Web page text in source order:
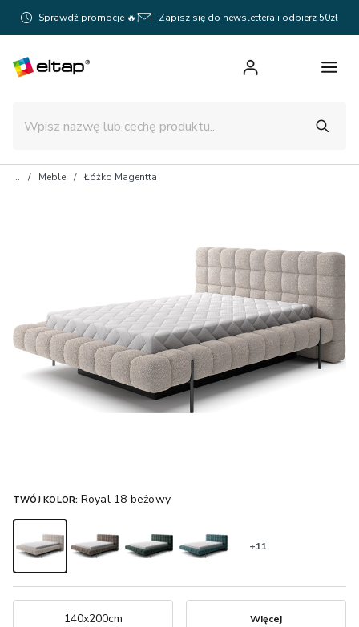
Sprawdź promocje 🔥 Zapisz się do newslettera i odbierz 50zł
Meble Łóżko Magentta
TWÓJ KOLOR: Royal 18 beżowy
+11
140x200cm Więcej